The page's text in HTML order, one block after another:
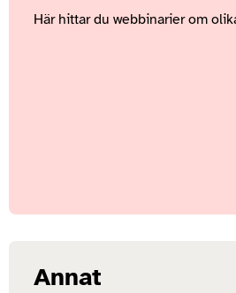
Här hittar du webbinarier om
Annat